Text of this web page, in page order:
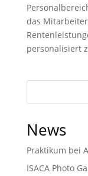
das
personalisiert
News
Praktikum bei
ISACA Photo